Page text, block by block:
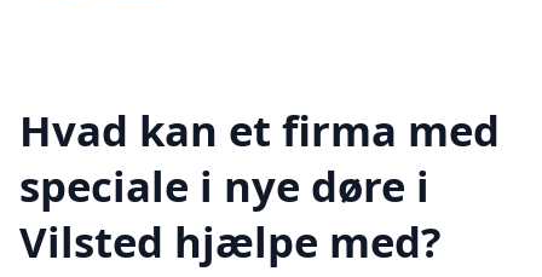
Hvad kan et firma med
speciale i nye døre i
Vilsted hjælpe med?